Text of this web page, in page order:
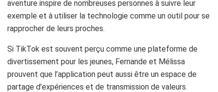
aventure inspire de nombreuses personnes à suivre leur
exemple et à utiliser la technologie comme un outil pour se
rapprocher de leurs proches.
Si TikTok est souvent perçu comme une plateforme de
divertissement pour les jeunes, Fernande et Mélissa
prouvent que l’application peut aussi être un espace de
partage d’expériences et de transmission de valeurs.